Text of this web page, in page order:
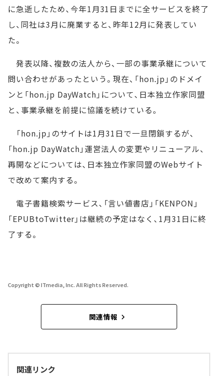
に急逝したため、今年1月31日までに全サービスを終了
し、同社は3月に廃業すると、昨年12月に発表してい
た。
発表以降、複数の法人から、一部の事業承継について
問い合わせがあったという。現在、「hon.jp」のドメイ
ンと「hon.jp DayWatch」について、日本独立作家同盟
と、事業承継を前提に協議を続けている。
「hon.jp」のサイトは1月31日で一旦閉鎖するが、
「hon.jp DayWatch」運営法人の変更やリニューアル、
再開などについては、日本独立作家同盟のWebサイト
で改めて案内する。
電子書籍検索サービス、「言い値書店」「KENPON」
「EPUBtoTwitter」は継続の予定はなく、1月31日に終
了する。
Copyright © ITmedia, Inc. All Rights Reserved.
関連情報
関連リンク